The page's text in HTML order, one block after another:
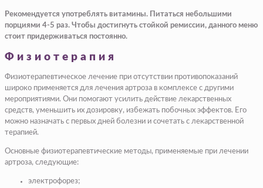
Рекомендуется употреблять витамины. Питаться небольшими
порциями 4-5 раз. Чтобы достигнуть стойкой ремиссии, данного меню
стоит придерживаться постоянно.
Физиотерапия
Физиотерапевтическое лечение при отсутствии противопоказаний
широко применяется для лечения артроза в комплексе с другими
мероприятиями. Они помогают усилить действие лекарственных
средств, уменьшить их дозировку, избежать побочных эффектов. Его
можно назначать с первых дней болезни и сочетать с лекарственной
терапией.
Основные физиотерапевтические методы, применяемые при лечении
артроза, следующие:
электрофорез;